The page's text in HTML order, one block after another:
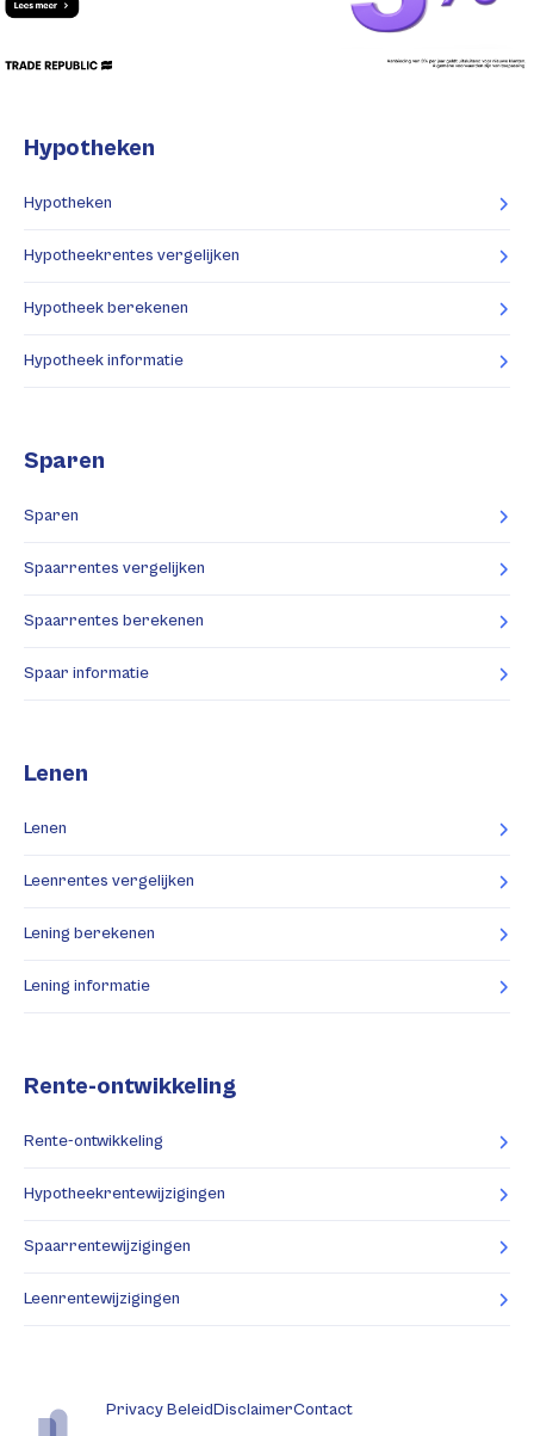
Hypotheken
Hypotheken
Hypotheekrentes vergelijken
Hypotheek berekenen
Hypotheek informatie
Sparen
Sparen
Spaarrentes vergelijken
Spaarrentes berekenen
Spaar informatie
Lenen
Lenen
Leenrentes vergelijken
Lening berekenen
Lening informatie
Rente-ontwikkeling
Rente-ontwikkeling
Hypotheekrentewijzigingen
Spaarrentewijzigingen
Leenrentewijzigingen
Privacy BeleidDisclaimerContact